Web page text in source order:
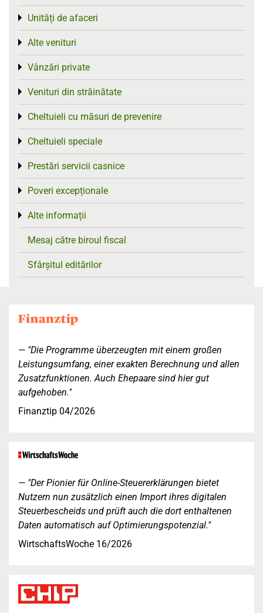
Unități de afaceri
Toggle menu
Alte venituri
Toggle menu
Vânzări private
Toggle menu
Venituri din străinătate
Toggle menu
Cheltuieli cu măsuri de prevenire
Toggle menu
Cheltuieli speciale
Toggle menu
Prestări servicii casnice
Toggle menu
Poveri excepționale
Toggle menu
Alte informații
Toggle menu
Mesaj către biroul fiscal
Sfârșitul editărilor
"Die Programme überzeugten mit einem großen
Leistungsumfang, einer exakten Berechnung und allen
Zusatzfunktionen. Auch Ehepaare sind hier gut
aufgehoben."
Finanztip 04/2026
"Der Pionier für Online-Steuererklärungen bietet
Nutzern nun zusätzlich einen Import ihres digitalen
Steuerbescheids und prüft auch die dort enthaltenen
Daten automatisch auf Optimierungspotenzial."
WirtschaftsWoche 16/2026